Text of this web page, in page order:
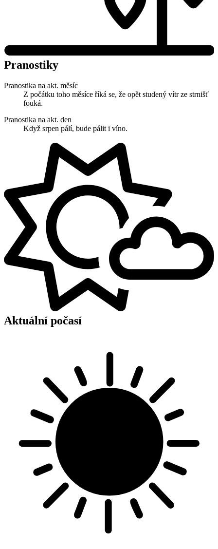
Pranostiky
Pranostika na akt. měsíc
Z počátku toho měsíce říká se, že opět studený vítr ze strnišť
fouká.
Pranostika na akt. den
Když srpen pálí, bude pálit i víno.
Aktuální počasí